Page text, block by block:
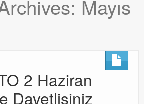
Mayıs
2 Haziran
Davetlisiniz